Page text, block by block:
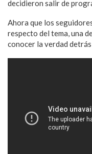
decidieron salir de
Ahora que los
respecto del tema, una
conocer la verdad